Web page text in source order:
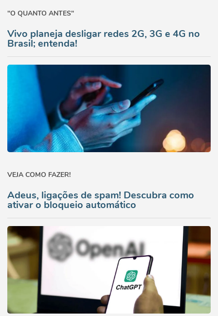
"O QUANTO ANTES"
Vivo planeja desligar redes 2G, 3G e 4G no
Brasil; entenda!
VEJA COMO FAZER!
Adeus, ligações de spam! Descubra como
ativar o bloqueio automático